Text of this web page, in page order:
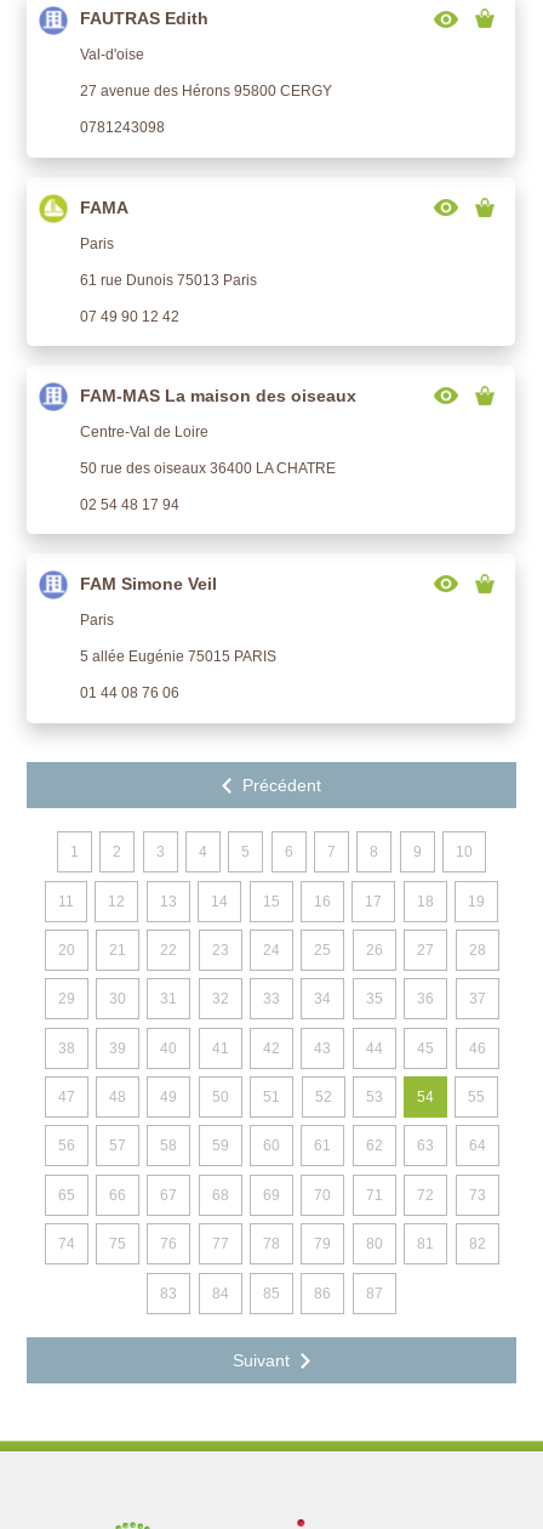
FAUTRAS Edith
Val-d'oise
27 avenue des Hérons 95800 CERGY
0781243098
FAMA
Paris
61 rue Dunois 75013 Paris
07 49 90 12 42
FAM-MAS La maison des oiseaux
Centre-Val de Loire
50 rue des oiseaux 36400 LA CHATRE
02 54 48 17 94
FAM Simone Veil
Paris
5 allée Eugénie 75015 PARIS
01 44 08 76 06
1 2 3 4 5 6 7 8 9 10
11 12 13 14 15 16 17 18 19
20 21 22 23 24 25 26 27 28
29 30 31 32 33 34 35 36 37
38 39 40 41 42 43 44 45 46
47 48 49 50 51 52 53 54 55
56 57 58 59 60 61 62 63 64
65 66 67 68 69 70 71 72 73
74 75 76 77 78 79 80 81 82
83 84 85 86 87